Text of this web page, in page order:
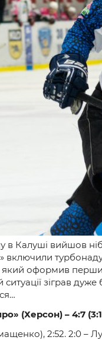
в Калуші вийшов
включили
оформив
ситуації зіграв
» (Херсон) – 4:7 (3:1
2:52. 2:0 –